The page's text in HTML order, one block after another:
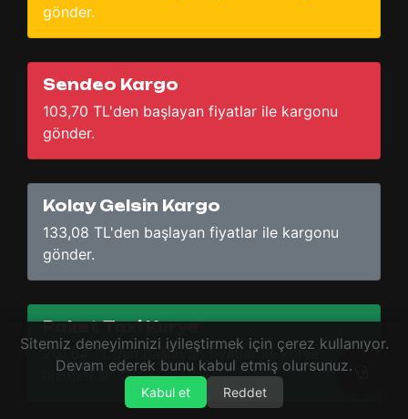
gönder.
Sendeo Kargo
103,70 TL'den başlayan fiyatlar ile kargonu
gönder.
Kolay Gelsin Kargo
133,08 TL'den başlayan fiyatlar ile kargonu
gönder.
Paket Taxi Kurye
201,64 TL'den başlayan fiyatlar ile kurye
hizmeti al.
Sitemiz deneyiminizi iyileştirmek için çerez kullanıyor.
Devam ederek bunu kabul etmiş olursunuz.
Kabul et Reddet